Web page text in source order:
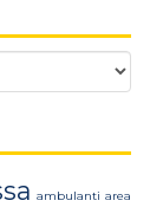
ambulanti area